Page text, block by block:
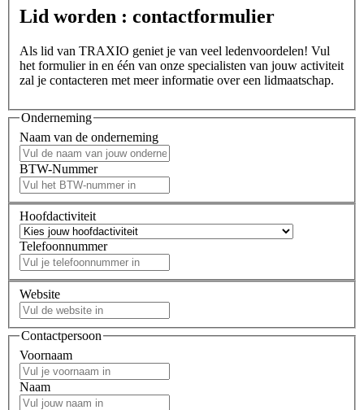
Lid worden : contactformulier
Als lid van TRAXIO geniet je van veel ledenvoordelen! Vul
het formulier in en één van onze specialisten van jouw activiteit
zal je contacteren met meer informatie over een lidmaatschap.
Onderneming
Naam van de onderneming
BTW-Nummer
Hoofdactiviteit
Telefoonnummer
Website
Contactpersoon
Voornaam
Naam